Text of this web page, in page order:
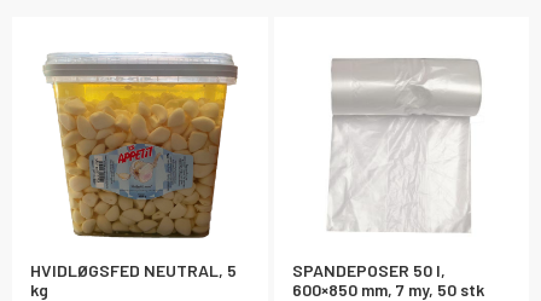
HVIDLØGSFED NEUTRAL, 5
kg
SPANDEPOSER 50 l,
600×850 mm, 7 my, 50 stk